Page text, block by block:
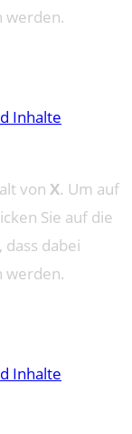
werden.
Inhalte
von X. Um auf
Sie auf die
dabei
werden.
Inhalte